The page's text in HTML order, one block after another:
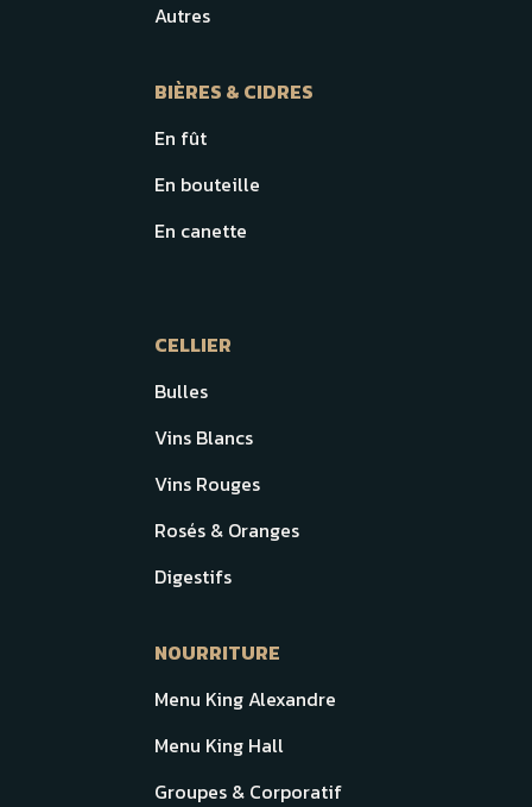
Autres
BIÈRES & CIDRES
En fût
En bouteille
En canette
CELLIER
Bulles
Vins Blancs
Vins Rouges
Rosés & Oranges
Digestifs
NOURRITURE
Menu King Alexandre
Menu King Hall
Groupes & Corporatif